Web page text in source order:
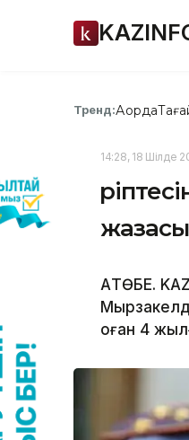
Тренд:Ақорда
14:28, 18 Шілде
АҚТӨБЕ.
оған 4